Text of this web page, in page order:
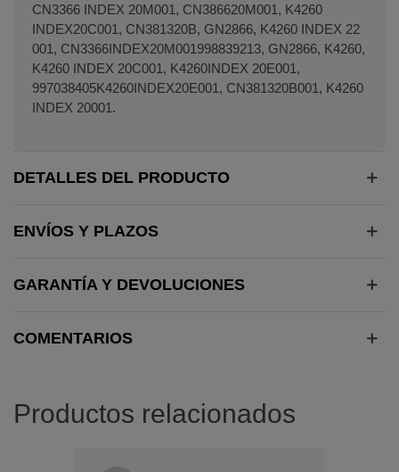
CN3366 INDEX 20M001, CN386620M001, K4260
INDEX20C001, CN381320B, GN2866, K4260 INDEX 22
001, CN3366INDEX20M001998839213, GN2866, K4260,
K4260 INDEX 20C001, K4260INDEX 20E001,
997038405K4260INDEX20E001, CN381320B001, K4260
INDEX 20001.
DETALLES DEL PRODUCTO
ENVÍOS Y PLAZOS
GARANTÍA Y DEVOLUCIONES
COMENTARIOS
Productos relacionados